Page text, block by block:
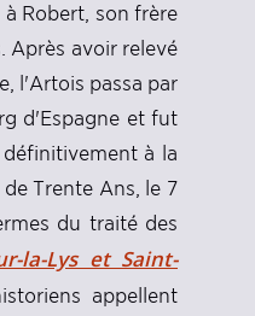
Robert, son frère
Après avoir relevé
l'Artois passa par
d'Espagne et fut
à la
Trente Ans, le 7
du traité des
la-Lys et Saint-
appellent